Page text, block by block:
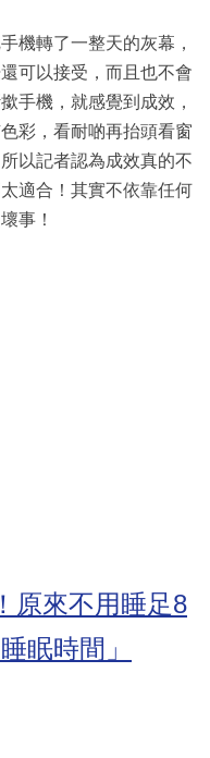
機轉了一整天的灰幕，
可以接受，而且也不會
手機，就感覺到成效，
彩，看耐啲再抬頭看窗
以記者認為成效真的不
適合！其實不依靠任何
事！
原來不用睡足8
眠時間」